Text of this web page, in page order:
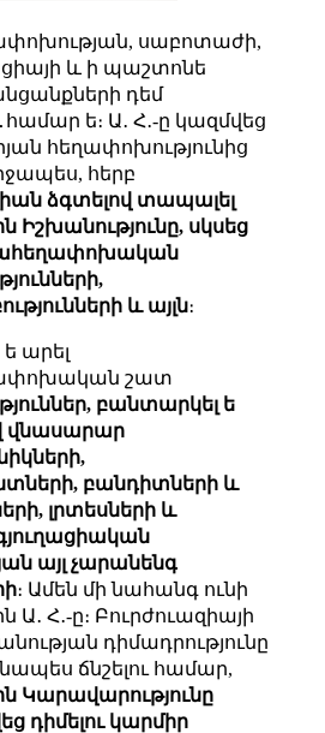
սաբոտաժի,
և ի պաշտոնե
դեմ
համար ե։ Ա․ Հ․-ը կազմվեց
հեղափոխությունից
հերբ
ձգտելով տապալել
Իշխանությունը, սկսեց
և այլն։
ե արել
շատ
բանտարկել ե
վնասարար
բանդիտների և
լրտեսների և
այլ չարանենգ
։ Ամեն մի նահանգ ունի
Ա․ Հ․-ը։ Բուրժուազիայի
դիմադրությունը
ճնշելու համար,
Կարավարությունը
դիմելու կարմիր